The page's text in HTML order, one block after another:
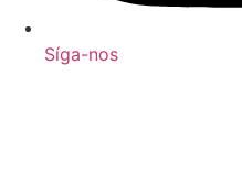
Síga-nos